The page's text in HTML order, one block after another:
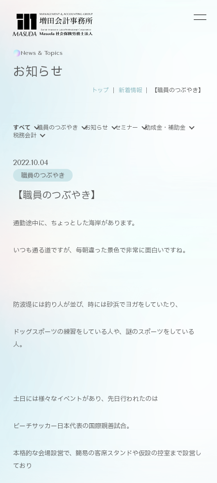
News & Topics
お知らせ
トップ 新着情報 【職員のつぶやき】
すべて 職員のつぶやき お知らせ セミナー
助成金・補助金
税務会計
2022.10.04
職員のつぶやき
【職員のつぶやき】
通勤途中に、ちょっとした海岸があります。
いつも通る道ですが、毎朝違った景色で非常に面白いですね。
防波堤には釣り人が並び、時には砂浜でヨガをしていたり、
ドッグスポーツの練習をしている人や、謎のスポーツをしている
人。
土日には様々なイベントがあり、先日行われたのは
ビーチサッカー日本代表の国際親善試合。
本格的な会場設営で、簡易の客席スタンドや仮設の控室まで設営し
ており